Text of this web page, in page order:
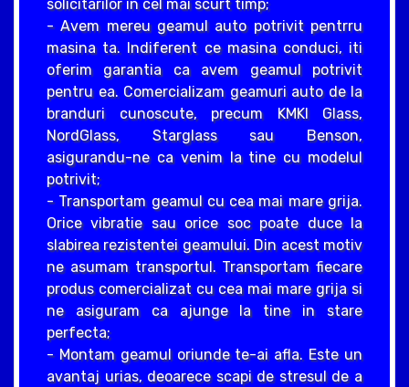
solicitarilor in cel mai scurt timp;
- Avem mereu geamul auto potrivit pentrru
masina ta. Indiferent ce masina conduci, iti
oferim garantia ca avem geamul potrivit
pentru ea. Comercializam geamuri auto de la
branduri cunoscute, precum KMKI Glass,
NordGlass, Starglass sau Benson,
asigurandu-ne ca venim la tine cu modelul
potrivit;
- Transportam geamul cu cea mai mare grija.
Orice vibratie sau orice soc poate duce la
slabirea rezistentei geamului. Din acest motiv
ne asumam transportul. Transportam fiecare
produs comercializat cu cea mai mare grija si
ne asiguram ca ajunge la tine in stare
perfecta;
- Montam geamul oriunde te-ai afla. Este un
avantaj urias, deoarece scapi de stresul de a